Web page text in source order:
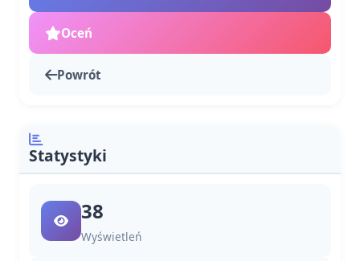
Oceń
Powrót
Statystyki
38
Wyświetleń